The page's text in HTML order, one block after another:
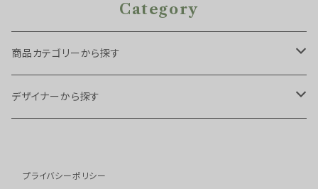
Category
商品カテゴリーから探す
チェア・スツール
ダイニングチェア
１シーター
テーブル・デスク
デザイナーから探す
Arne Vodder
プライバシーポリシー